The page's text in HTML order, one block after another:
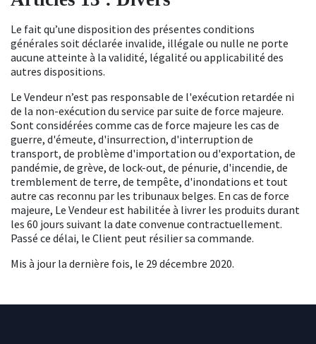
Le fait qu’une disposition des présentes conditions
générales soit déclarée invalide, illégale ou nulle ne porte
aucune atteinte à la validité, légalité ou applicabilité des
autres dispositions.
Le Vendeur n’est pas responsable de l'exécution retardée ni
de la non-exécution du service par suite de force majeure.
Sont considérées comme cas de force majeure les cas de
guerre, d'émeute, d'insurrection, d'interruption de
transport, de problème d'importation ou d'exportation, de
pandémie, de grève, de lock-out, de pénurie, d'incendie, de
tremblement de terre, de tempête, d'inondations et tout
autre cas reconnu par les tribunaux belges. En cas de force
majeure, Le Vendeur est habilitée à livrer les produits durant
les 60 jours suivant la date convenue contractuellement.
Passé ce délai, le Client peut résilier sa commande.
Mis à jour la dernière fois, le 29 décembre 2020.